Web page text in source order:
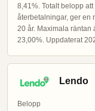
8,41%. Totalt belopp
återbetalningar, ger en
20 år. Maximala räntan
23,00%. Uppdaterat
Lendo
Belopp